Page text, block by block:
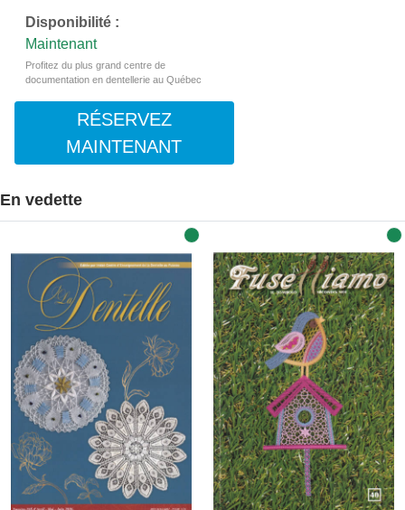
Disponibilité :
Maintenant
Profitez du plus grand centre de
documentation en dentellerie au Québec
RÉSERVEZ
MAINTENANT
En vedette